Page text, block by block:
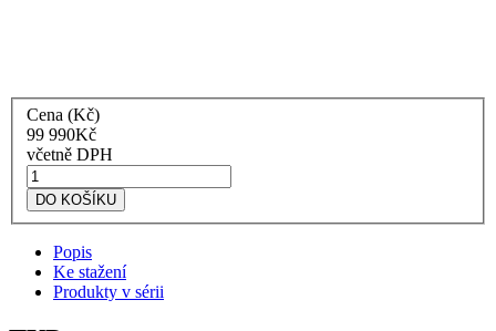
Cena (Kč)
99 990Kč
včetně DPH
Lofra
Sporák
CSD126GV+E/2Ci
nerezová
ocel
množství
DO KOŠÍKU
Popis
Ke stažení
Produkty v sérii